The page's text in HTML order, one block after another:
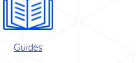
Guides